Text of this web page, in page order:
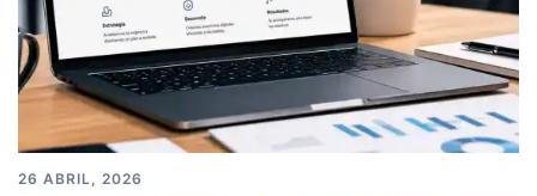
26 ABRIL, 2026